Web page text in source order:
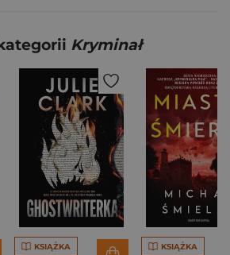
Kryminał
KSIĄŻKA KSIĄŻKA